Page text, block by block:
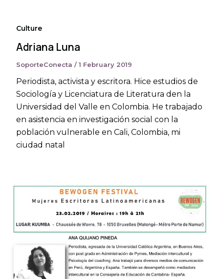
Culture
Adriana Luna
SoporteConecta /1 February 2019
Periodista, activista y escritora. Hice estudios de
Sociología y Licenciatura de Literatura den la
Universidad del Valle en Colombia. He trabajado
en asistencia en investigación social con la
población vulnerable en Cali, Colombia, mi
ciudad natal